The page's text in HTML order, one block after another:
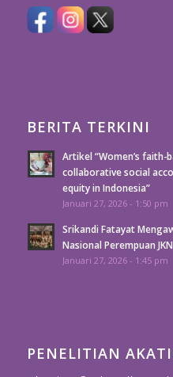
BERITA TERKINI
Artikel “Women’s
collaborative social
equity in Indonesia”
Januari 27, 2026 - 1:50 pm
Srikandi Fatayat
Nasional Perempuan JKN
Januari 27, 2026 - 1:45 pm
PENELITIAN